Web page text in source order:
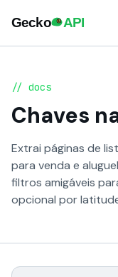
// docs
Chaves
Extrai páginas de
para venda e
filtros amigáveis
opcional por